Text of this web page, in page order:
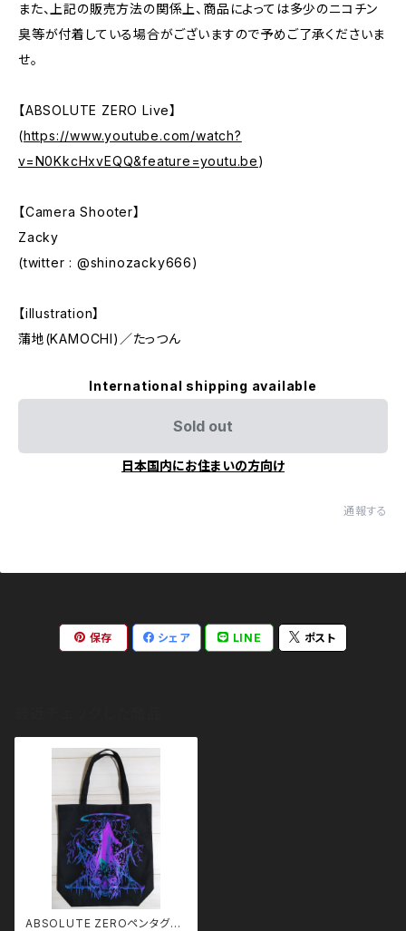
また、上記の販売方法の関係上、商品によっては多少のニコチン
臭等が付着している場合がございますので予めご了承くださいま
せ。
【ABSOLUTE ZERO Live】
(https://www.youtube.com/watch?
v=N0KkcHxvEQQ&feature=youtu.be)
【Camera Shooter】
Zacky
(twitter : @shinozacky666)
【illustration】
蒲地(KAMOCHI)／たっつん
International shipping available
Sold out
日本国内にお住まいの方向け
通報する
保存 シェア LINE ポスト
ABSOLUTE ZEROペンタグラ